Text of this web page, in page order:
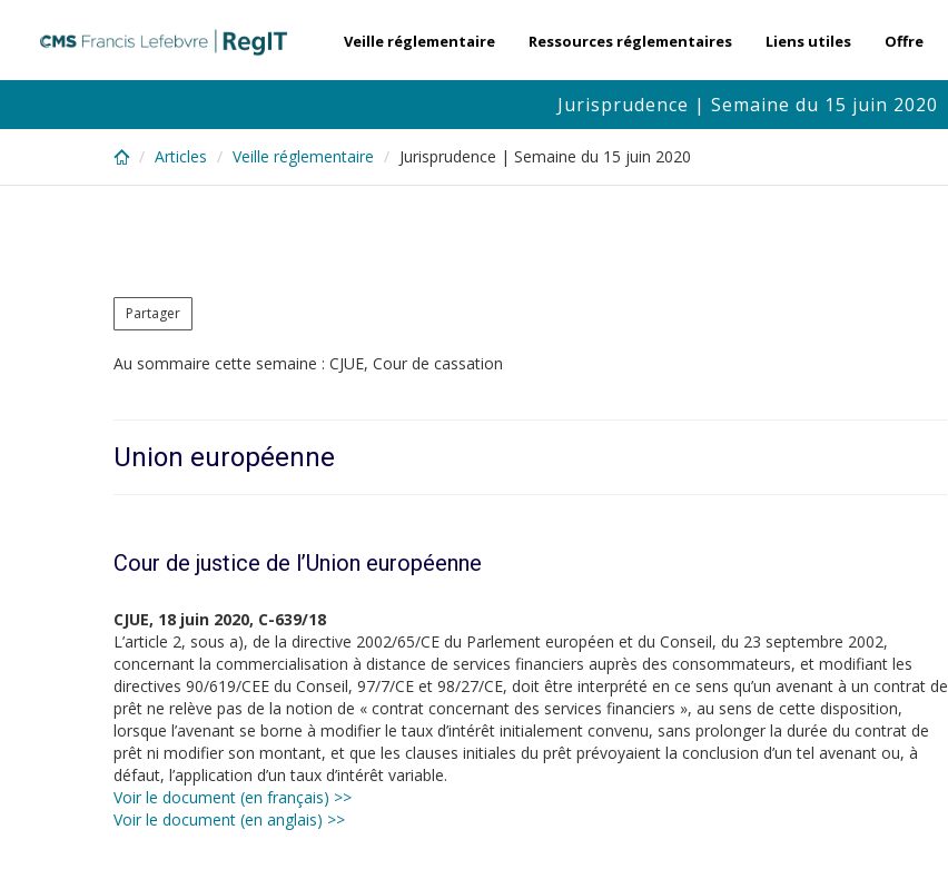
content
Veille réglementaire Ressources réglementaires Liens utiles Offre
Jurisprudence | Semaine du 15 juin 2020
Articles Veille réglementaire Jurisprudence | Semaine du 15 juin 2020
Partager
Au sommaire cette semaine : CJUE, Cour de cassation
Union européenne
Cour de justice de l’Union européenne
CJUE, 18 juin 2020, C-639/18
L’article 2, sous a), de la directive 2002/65/CE du Parlement européen et du Conseil, du 23 septembre 2002,
concernant la commercialisation à distance de services financiers auprès des consommateurs, et modifiant les
directives 90/619/CEE du Conseil, 97/7/CE et 98/27/CE, doit être interprété en ce sens qu’un avenant à un contrat de
prêt ne relève pas de la notion de « contrat concernant des services financiers », au sens de cette disposition,
lorsque l’avenant se borne à modifier le taux d’intérêt initialement convenu, sans prolonger la durée du contrat de
prêt ni modifier son montant, et que les clauses initiales du prêt prévoyaient la conclusion d’un tel avenant ou, à
défaut, l’application d’un taux d’intérêt variable.
Voir le document (en français) >>
Voir le document (en anglais) >>